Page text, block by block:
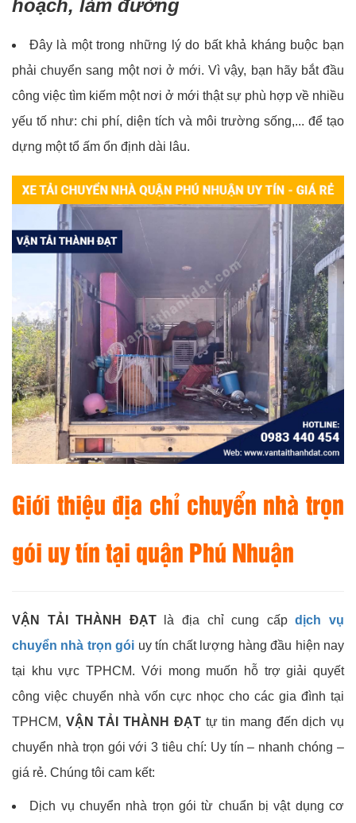
hoạch, làm đường
Đây là một trong những lý do bất khả kháng buộc bạn
phải chuyển sang một nơi ở mới. Vì vậy, bạn hãy bắt đầu
công việc tìm kiếm một nơi ở mới thật sự phù hợp về nhiều
yếu tố như: chi phí, diện tích và môi trường sống,... để tạo
dựng một tổ ấm ổn định dài lâu.
Giới thiệu địa chỉ chuyển nhà trọn
gói uy tín tại quận Phú Nhuận
VẬN TẢI THÀNH ĐẠTlà địa chỉ cung cấpdịch vụ
chuyển nhà trọn gói uy tín chất lượng hàng đầu hiện nay
tại khu vực TPHCM. Với mong muốn hỗ trợ giải quyết
công việc chuyển nhà vốn cực nhọc cho các gia đình tại
TPHCM, VẬN TẢI THÀNH ĐẠTtự tin mang đến dịch vụ
chuyển nhà trọn gói với 3 tiêu chí: Uy tín – nhanh chóng –
giá rẻ. Chúng tôi cam kết:
Dịch vụ chuyển nhà trọn gói từ chuẩn bị vật dụng cơ